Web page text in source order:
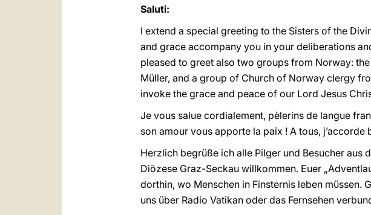
Saluti:
I extend a special greeting to the Sisters of the
and grace accompany you in your deliberations
pleased to greet also two groups from Norway:
Müller, and a group of Church of Norway clergy
invoke the grace and peace of our Lord Jesus
Je vous salue cordialement, pèlerins de langue
son amour vous apporte la paix ! A tous,
Herzlich begrüße ich alle Pilger und Besucher aus
Diözese Graz-Seckau willkommen. Euer
dorthin, wo Menschen in Finsternis leben müssen.
uns über Radio Vatikan oder das Fernsehen